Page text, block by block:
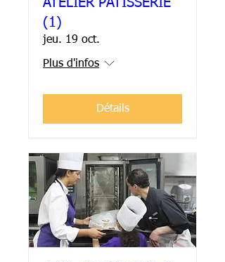
(1)
jeu. 19 oct.
Plus d'infos
Détails